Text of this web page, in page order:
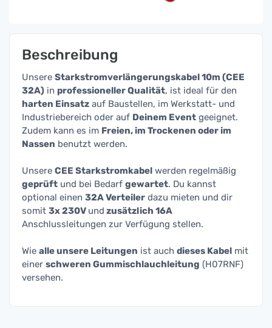
Beschreibung
Unsere Starkstromverlängerungskabel 10m (CEE
32A) in professioneller Qualität, ist ideal für den
harten Einsatz auf Baustellen, im Werkstatt- und
Industriebereich oder auf Deinem Event geeignet.
Zudem kann es im Freien, im Trockenen oder im
Nassen benutzt werden.
Unsere CEE Starkstromkabel werden regelmäßig
geprüft und bei Bedarf gewartet. Du kannst
optional einen 32A Verteiler dazu mieten und dir
somit 3x 230V und zusätzlich 16A
Anschlussleitungen zur Verfügung stellen.
Wie alle unsere Leitungen ist auch dieses Kabel mit
einer schweren Gummischlauchleitung (H07RNF)
versehen.